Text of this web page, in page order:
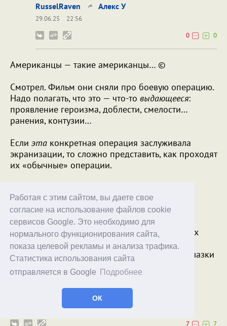
Работая с этим сайтом, вы даете свое
согласие на использование файлов cookie
сервисов Google. Это необходимо для
нормального функционирования сайта,
показа целевой рекламы и анализа трафика.
Статистика использования сайта
отправляется в Google
Подробнее
ОК
RusselRaven Алекс У
29.06.25
22:56
0
0
Американцы — такие американцы… ©
Смотрел. Фильм они сняли про боевую операцию.
Надо полагать, что это — что-то выдающееся:
проявление героизма, доблести, смелости…
ранения, контузии…
Если эта конкретная операция заслуживала
экранизации, то сложно представить, как проходят
их «обычные» операции.
экранизации удостоилась именно она.
В Украине у мирняка — без прикрытия, без
оружия, без Брэдли и авиаподдержки — таких
«рутинных» операций каждый день на
протяжении нескольких месяцев. Плюс — вылазки
за водой и едой… под градами, дронами и
снайперским огнем.
7
7